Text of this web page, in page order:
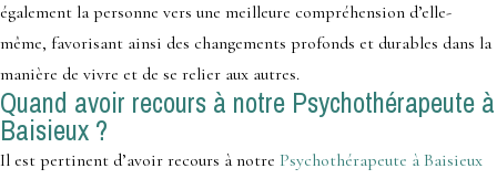
également la personne vers une meilleure compréhension d’elle-
même, favorisant ainsi des changements profonds et durables dans la
manière de vivre et de se relier aux autres.
Quand avoir recours à notre Psychothérapeute à
Baisieux ?
Il est pertinent d’avoir recours à notre Psychothérapeute à Baisieux